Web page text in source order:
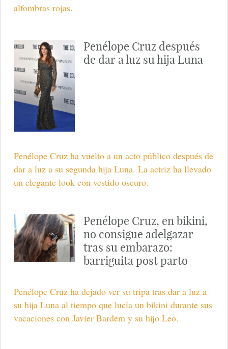
alfombras rojas.
Penélope Cruz después
de dar a luz su hija Luna
Penélope Cruz ha vuelto a un acto público después de
dar a luz a su segunda hija Luna. La actriz ha llevado
un elegante look con vestido oscuro.
Penélope Cruz, en bikini,
no consigue adelgazar
tras su embarazo:
barriguita post parto
Penélope Cruz ha dejado ver su tripa tras dar a luz a
su hija Luna al tiempo que lucía un bikini durante sus
vacaciones con Javier Bardem y su hijo Leo.